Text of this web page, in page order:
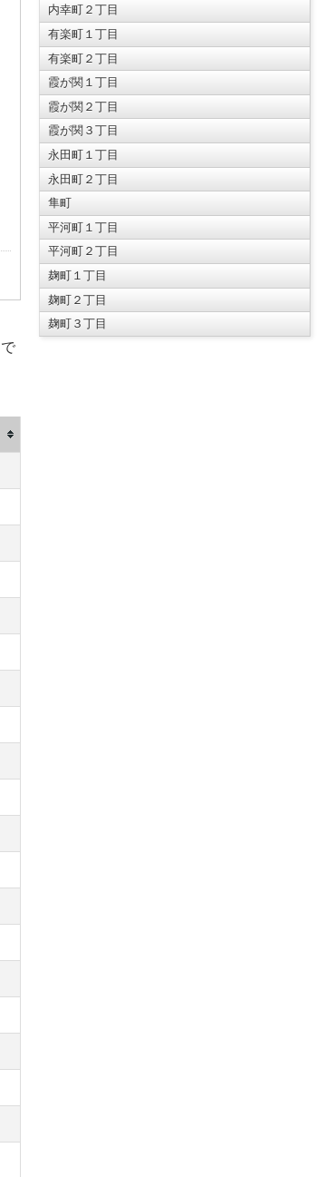
で
内幸町２丁目
有楽町１丁目
有楽町２丁目
霞が関１丁目
霞が関２丁目
霞が関３丁目
永田町１丁目
永田町２丁目
隼町
平河町１丁目
平河町２丁目
麹町１丁目
麹町２丁目
麹町３丁目